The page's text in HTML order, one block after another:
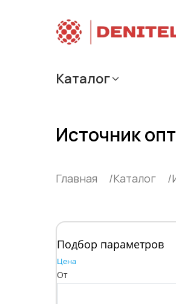
Каталог
Источник
Главная Каталог
Подбор параметров
Цена
От